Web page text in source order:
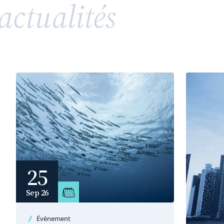
répandue, soulève toutefois des enjeux juridiques
complexes en matière de propriété intellectuelle
même famille, l’utilisation d’un patronyme comme
marque nécessite une vigilance particulière.
25
Sep 26
Évènement